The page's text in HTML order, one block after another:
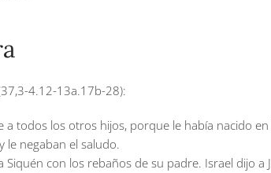
4.12-13a.17b-28):
a todos los otros hijos, porque le había nacido
le negaban el saludo.
con los rebaños de su padre. Israel dijo a